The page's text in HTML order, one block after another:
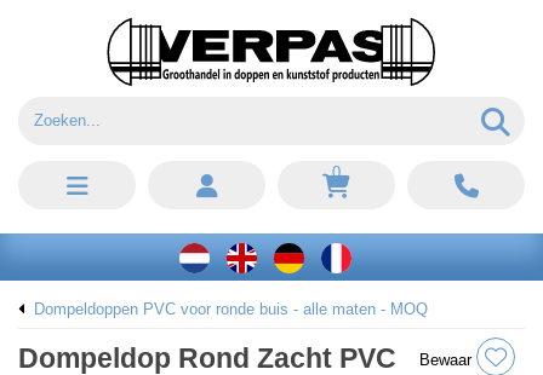
0
Dompeldoppen PVC voor ronde buis - alle maten - MOQ
Dompeldop Rond Zacht PVC
Bewaar